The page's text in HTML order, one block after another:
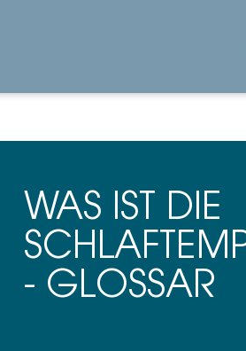
WAS IST DIE
- GLOSSAR